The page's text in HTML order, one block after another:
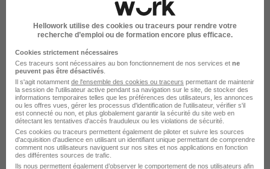
Lot-et-Garonne - 47 CDI
Voir l’offre
il y a 2 jours
Commercial Média H/F
Nanterre - 92 CDI
Voir l’offre
il y a 2 jours
Hellowork utilise des cookies ou traceurs pour rendre votre
recherche d’emploi ou de formation encore plus efficace.
Cookies strictement nécessaires
Ces traceurs sont nécessaires au bon fonctionnement de nos services et ne
peuvent pas être désactivés
Il s'agit notamment de l'ensemble des cookies ou traceurs permettant de maintenir
la session de l'utilisateur active pendant sa navigation sur le site, de stocker des
informations temporaires telles que les préférences des utilisateurs, les annonces
ou les offres vues, gérer les processus d'identification de l'utilisateur, vérifier s'il
est connecté ou non, et plus globalement garantir la sécurité du site web en
détectant les tentatives d'accès frauduleux ou les violations de sécurité.
Ces cookies ou traceurs permettent également de piloter et suivre les sources
d'acquisition d'audience en utilisant un identifiant unique permettant de comprendre
comment nos utilisateurs naviguent sur nos sites et nos applications en fonction
des différentes sources de trafic.
Ils nous permettent également d’observer le comportement de nos utilisateurs afin